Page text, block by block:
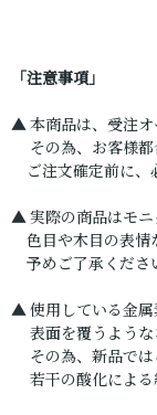
「注意事項」
▲ 本商品は、受注オ
その為、お客様都
ご注文確定前に、
▲ 実際の商品はモニ
色目や木目の表情
予めご了承くださ
▲ 使用している金属
表面を覆うような
その為、新品では
若干の酸化による